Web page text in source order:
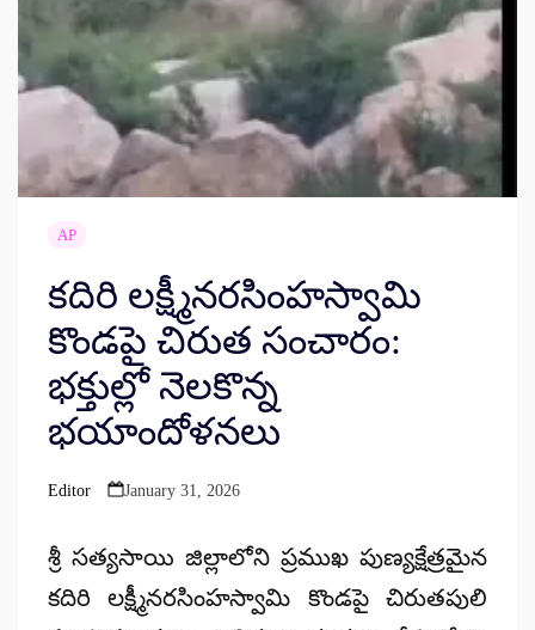
AP
కదిరి లక్ష్మీనరసింహస్వామి
కొండపై చిరుత సంచారం:
భక్తుల్లో నెలకొన్న
భయాందోళనలు
Posted
Editor January 31, 2026
శ్రీ సత్యసాయి జిల్లాలోని ప్రముఖ పుణ్యక్షేత్రమైన
కదిరి లక్ష్మీనరసింహస్వామి కొండపై చిరుతపులి